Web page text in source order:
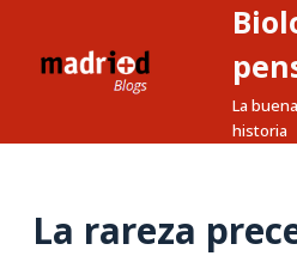
a
La
historia
La rareza